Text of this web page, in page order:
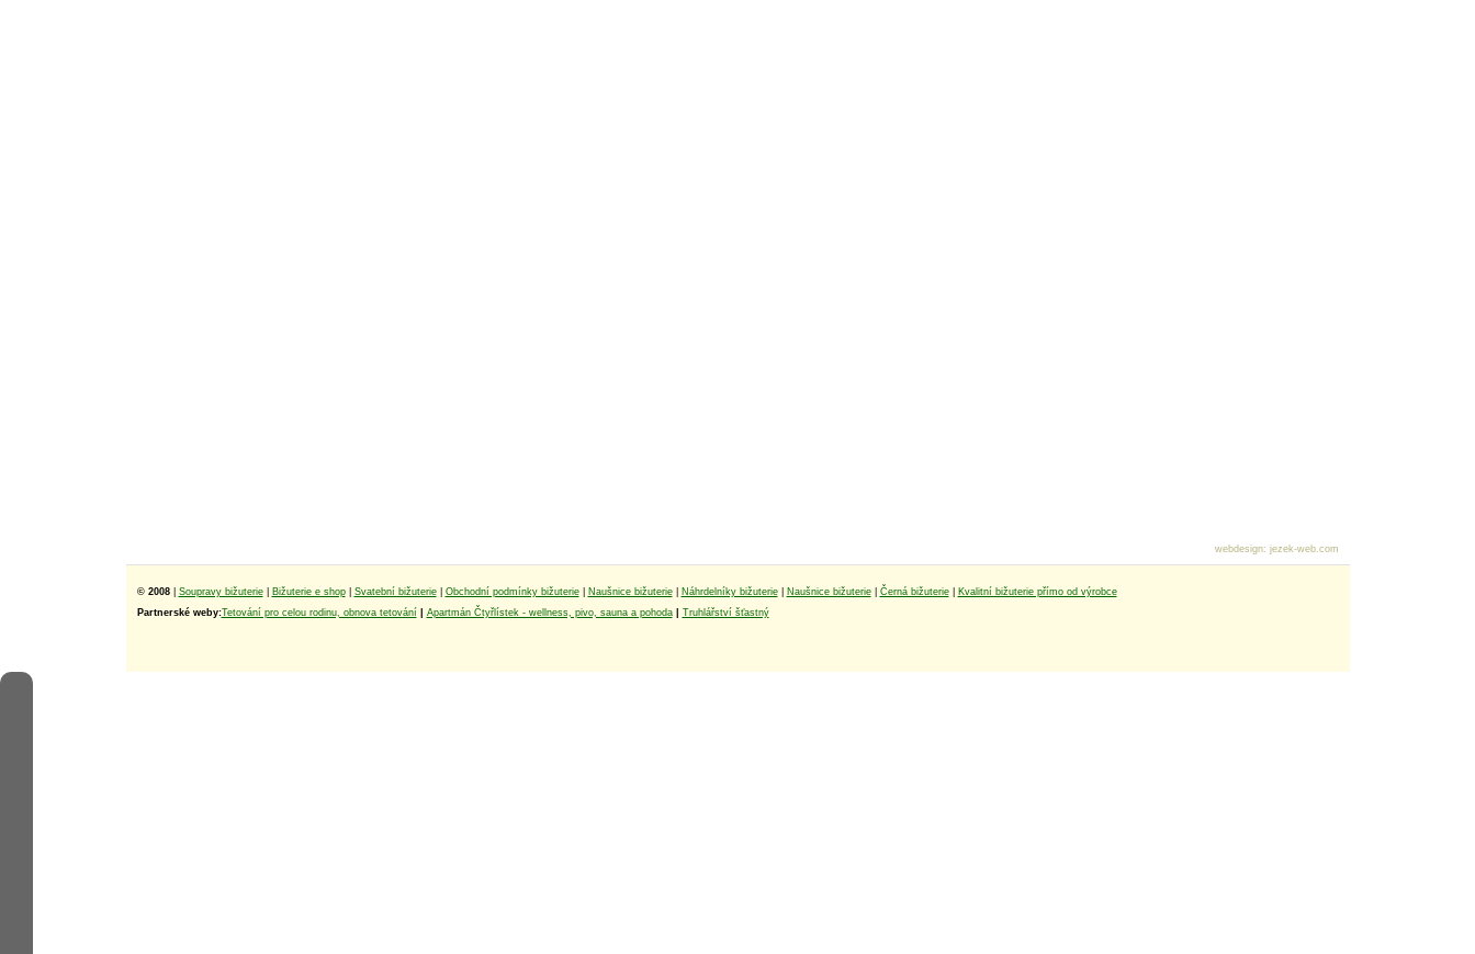
© 2008 Soupravy bižuterie| Bižuterie e shop| Svatební bižuterie| Obchodní podmínky bižuterie| Naušnice bižuterie| Náhrdelníky bižuterie| Naušnice bižuterie| Černá bižuterie|
Kvalitní bižuterie přímo od výrobce
Partnerské weby:Tetování pro celou rodinu, obnova tetování Apartmán Čtyřlístek - wellness, pivo, sauna a pohoda| Truhlářství šťastný
webdesign: jezek-web.com